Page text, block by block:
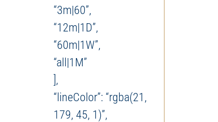
“3m|60”,
“12m|1D”,
“60m|1W”,
“all|1M”
],
“lineColor”: “rgba(21,
179, 45, 1)”,